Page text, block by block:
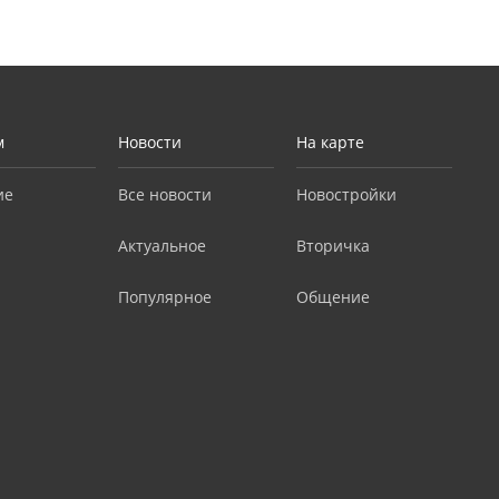
Новости
Все новости
Актуальное
Популярное
На карте
Новостройки
Вторичка
Общение